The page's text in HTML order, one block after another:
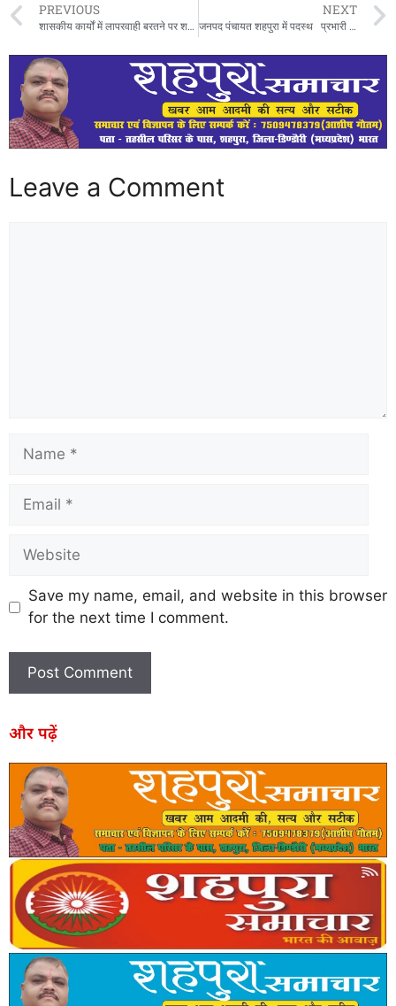
PREVIOUS
शासकीय कार्यों में लापरवाही बरतने पर शहपुरा जनपद मे पदस्थ पवन पटैल साहित दो और सहायक यंत्री को कलेक्टर डिंडोरी ने दिया कारण बताओ नोटिस
NEXT
जनपद पंचायत शहपुरा में पदस्थ प्रभारी सहायक यंत्री पवन पटेल जिला पंचायत डिंडोरी में संलग्न, डिंडोरी कलेक्टर की कार्यवाही
Leave a Comment
Save my name, email, and website in this browser
for the next time I comment.
और पढ़ें